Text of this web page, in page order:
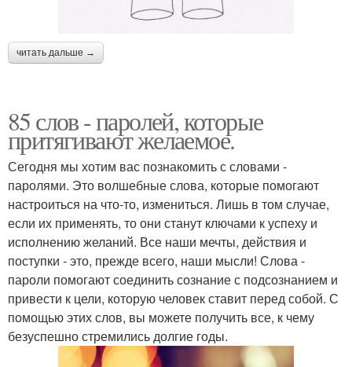
читать дальше →
85 слов - паролей, которые
притягивают желаемое.
Сегодня мы хотим вас познакомить с словами -
паролями. Это волшебные слова, которые помогают
настроиться на что-то, измениться. Лишь в том случае,
если их применять, то они станут ключами к успеху и
исполнению желаний. Все наши мечты, действия и
поступки - это, прежде всего, наши мысли! Слова -
пароли помогают соединить сознание с подсознанием и
привести к цели, которую человек ставит перед собой. С
помощью этих слов, вы можете получить все, к чему
безуспешно стремились долгие годы.